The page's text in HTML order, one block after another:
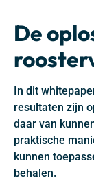
De
In dit
resultaten zijn
daar van
praktische
kunnen
behalen.